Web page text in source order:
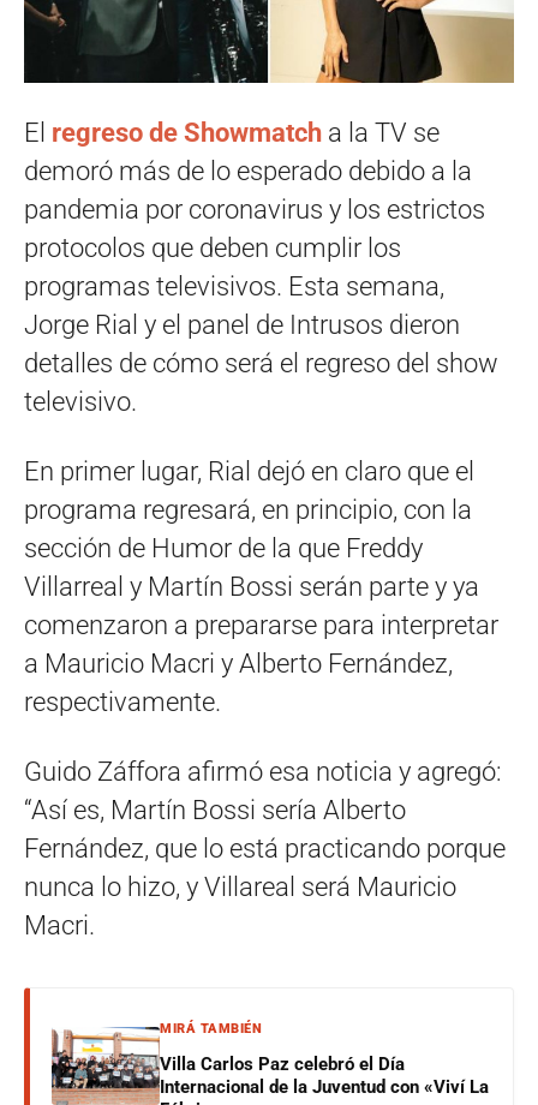
El regreso de Showmatch a la TV se
demoró más de lo esperado debido a la
pandemia por coronavirus y los estrictos
protocolos que deben cumplir los
programas televisivos. Esta semana,
Jorge Rial y el panel de Intrusos dieron
detalles de cómo será el regreso del show
televisivo.
En primer lugar, Rial dejó en claro que el
programa regresará, en principio, con la
sección de Humor de la que Freddy
Villarreal y Martín Bossi serán parte y ya
comenzaron a prepararse para interpretar
a Mauricio Macri y Alberto Fernández,
respectivamente.
Guido Záffora afirmó esa noticia y agregó:
“Así es, Martín Bossi sería Alberto
Fernández, que lo está practicando porque
nunca lo hizo, y Villareal será Mauricio
Macri.
MIRÁ TAMBIÉN
Villa Carlos Paz celebró el Día
Internacional de la Juventud con «Viví La